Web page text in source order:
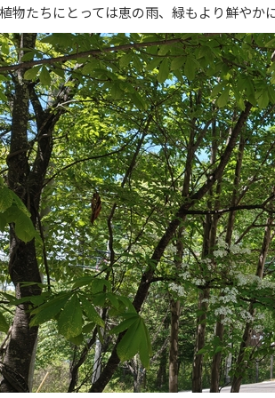
物たちにとっては恵の雨、緑もより鮮やか